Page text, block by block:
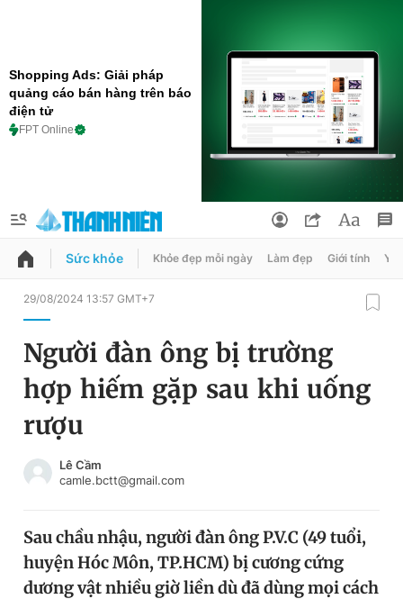
Shopping Ads: Giải pháp
quảng cáo bán hàng trên báo
điện tử
FPT Online
QUẢNG CÁO ĐẶT BÁO
Chuyên mục
Chuyên mục khác
Chào ngày mới
Video Magazine
Đổi mật khẩu
Tin đã lưu
Tin đã xem
Sức khỏe Khỏe đẹp mỗi ngày Làm đẹp Giới tính Y
29/08/2024 13:57 GMT+7
Người đàn ông bị trường
hợp hiếm gặp sau khi uống
rượu
Lê Cầm
camle.bctt@gmail.com
Sau chầu nhậu, người đàn ông P.V.C (49 tuổi,
huyện Hóc Môn, TP.HCM) bị cương cứng
dương vật nhiều giờ liền dù đã dùng mọi cách